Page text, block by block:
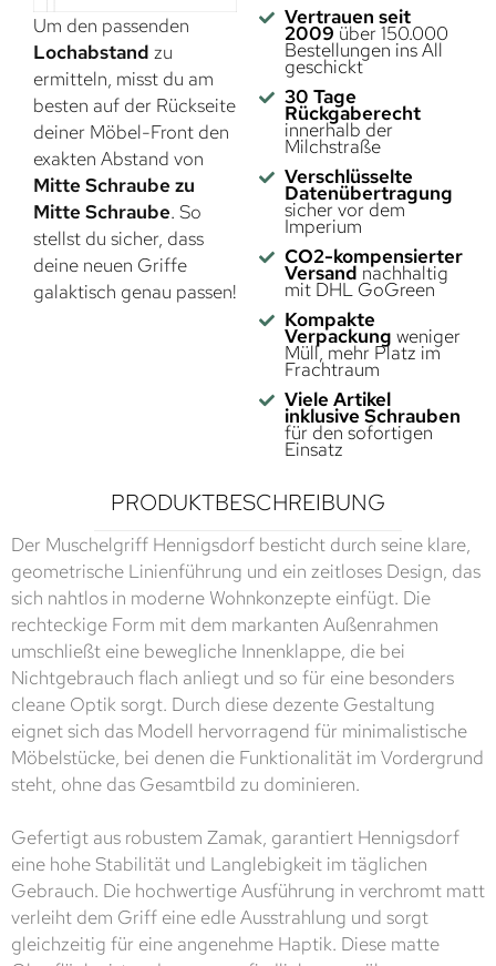
Um den passenden
Lochabstand zu
ermitteln, misst du am
besten auf der Rückseite
deiner Möbel-Front den
exakten Abstand von
Mitte Schraube zu
Mitte Schraube. So
stellst du sicher, dass
deine neuen Griffe
galaktisch genau passen!
Vertrauen seit
2009 über 150.000
Bestellungen ins All
geschickt
30 Tage
Rückgaberecht
innerhalb der
Milchstraße
Verschlüsselte
Datenübertragung
sicher vor dem
Imperium
CO2-kompensierter
Versand nachhaltig
mit DHL GoGreen
Kompakte
Verpackung weniger
Müll, mehr Platz im
Frachtraum
Viele Artikel
inklusive Schrauben
für den sofortigen
Einsatz
PRODUKTBESCHREIBUNG
Der Muschelgriff Hennigsdorf besticht durch seine klare,
geometrische Linienführung und ein zeitloses Design, das
sich nahtlos in moderne Wohnkonzepte einfügt. Die
rechteckige Form mit dem markanten Außenrahmen
umschließt eine bewegliche Innenklappe, die bei
Nichtgebrauch flach anliegt und so für eine besonders
cleane Optik sorgt. Durch diese dezente Gestaltung
eignet sich das Modell hervorragend für minimalistische
Möbelstücke, bei denen die Funktionalität im Vordergrund
steht, ohne das Gesamtbild zu dominieren.
Gefertigt aus robustem Zamak, garantiert Hennigsdorf
eine hohe Stabilität und Langlebigkeit im täglichen
Gebrauch. Die hochwertige Ausführung in verchromt matt
verleiht dem Griff eine edle Ausstrahlung und sorgt
gleichzeitig für eine angenehme Haptik. Diese matte